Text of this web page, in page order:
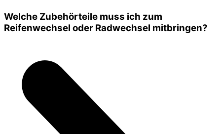
Welche Zubehörteile muss ich zum
Reifenwechsel oder Radwechsel mitbringen?